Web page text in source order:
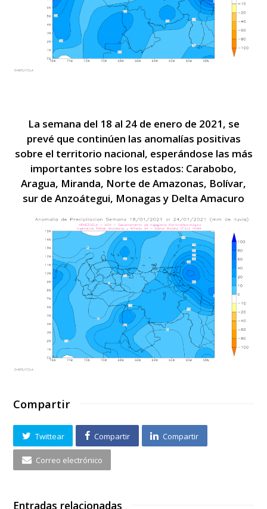
La semana del 18 al 24 de enero de 2021, se
prevé que continúen las anomalías positivas
sobre el territorio nacional, esperándose las más
importantes sobre los estados: Carabobo,
Aragua, Miranda, Norte de Amazonas, Bolívar,
sur de Anzoátegui, Monagas y Delta Amacuro
Compartir
Twittear Compartir Compartir
Correo electrónico
Entradas relacionadas